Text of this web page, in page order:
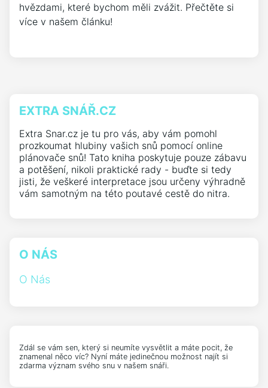
hvězdami, které bychom měli zvážit. Přečtěte si
více v našem článku!
EXTRA SNÁŘ.CZ
Extra Snar.cz je tu pro vás, aby vám pomohl
prozkoumat hlubiny vašich snů pomocí online
plánovače snů! Tato kniha poskytuje pouze zábavu
a potěšení, nikoli praktické rady - buďte si tedy
jisti, že veškeré interpretace jsou určeny výhradně
vám samotným na této poutavé cestě do nitra.
O NÁS
O Nás
Zdál se vám sen, který si neumíte vysvětlit a máte pocit, že
znamenal něco víc? Nyní máte jedinečnou možnost najít si
zdarma význam svého snu v našem snáři.